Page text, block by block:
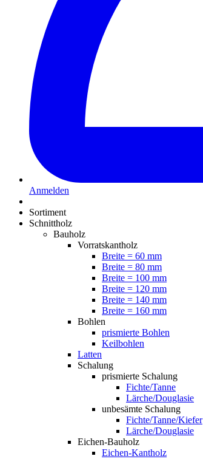
Anmelden
Sortiment
Schnittholz
Bauholz
Vorratskantholz
Breite = 60 mm
Breite = 80 mm
Breite = 100 mm
Breite = 120 mm
Breite = 140 mm
Breite = 160 mm
Bohlen
prismierte Bohlen
Keilbohlen
Latten
Schalung
prismierte Schalung
Fichte/Tanne
Lärche/Douglasie
unbesämte Schalung
Fichte/Tanne/Kiefer
Lärche/Douglasie
Eichen-Bauholz
Eichen-Kantholz